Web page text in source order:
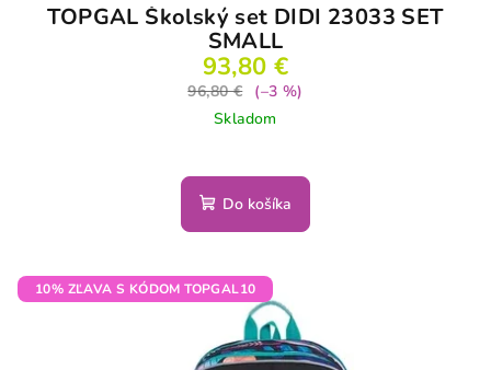
TOPGAL Školský set DIDI 23033 SET
SMALL
93,80 €
96,80 €
(–3 %)
Skladom
Do košíka
10% ZĽAVA S KÓDOM TOPGAL10